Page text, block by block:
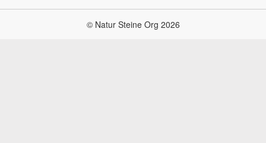
© Natur Steine Org 2026